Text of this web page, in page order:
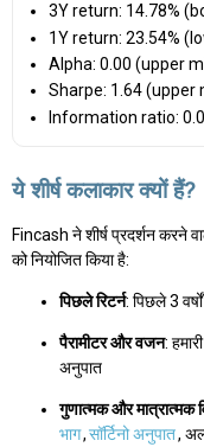
3Y return: 14.78%
1Y return: 23.54%
Alpha: 0.00 (upper
Sharpe: 1.64 (upper
Information ratio:
ये शीर्ष कलाकार क्यों हैं?
Fincash ने शीर्ष प्रदर्शन करने
को नियोजित किया है:
पिछले रिटर्न: पिछले 3
पैरामीटर और वजन:
अनुपात
गुणात्मक और मात्रात्मक
भाग,सॉर्टिनो अनुपात,